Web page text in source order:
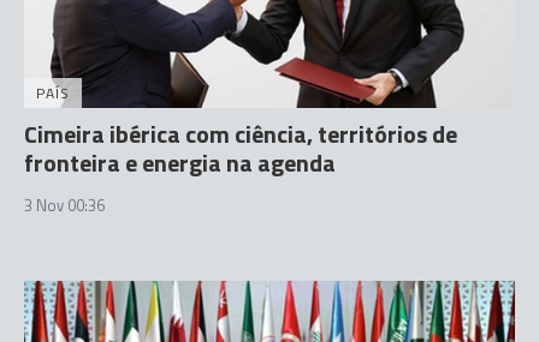
PAÍS
Cimeira ibérica com ciência, territórios de
fronteira e energia na agenda
3 Nov 00:36